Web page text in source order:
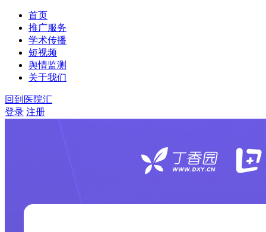
首页
推广服务
学术传播
短视频
舆情监测
关于我们
回到医院汇
登录 注册